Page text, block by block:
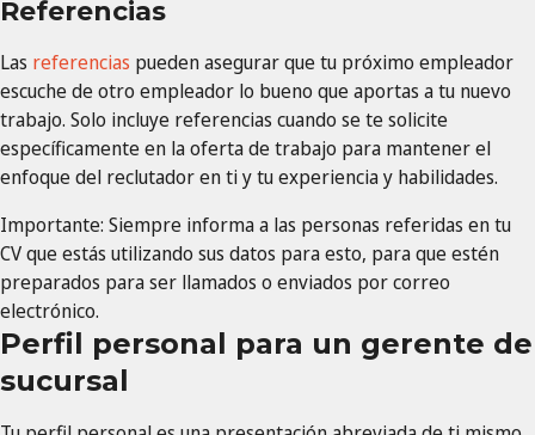
Referencias
Las referencias pueden asegurar que tu próximo empleador
escuche de otro empleador lo bueno que aportas a tu nuevo
trabajo. Solo incluye referencias cuando se te solicite
específicamente en la oferta de trabajo para mantener el
enfoque del reclutador en ti y tu experiencia y habilidades.
Importante: Siempre informa a las personas referidas en tu
CV que estás utilizando sus datos para esto, para que estén
preparados para ser llamados o enviados por correo
electrónico.
Perfil personal para un gerente de
sucursal